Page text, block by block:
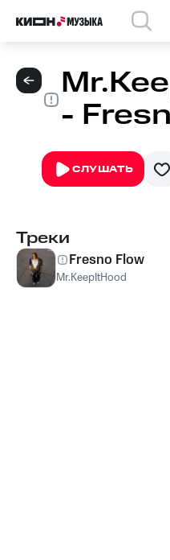
-
СЛУШАТЬ
Треки
Fresno Flow
Mr.KeepItHood